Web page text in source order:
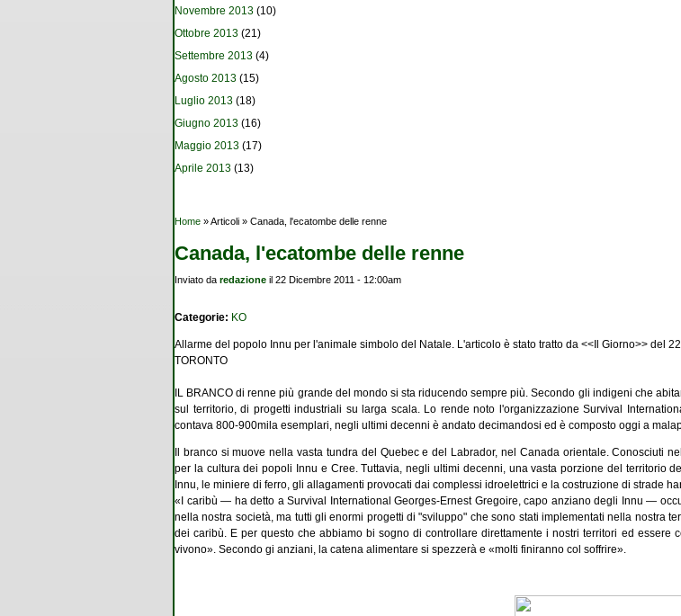
Novembre 2013 (10)
Ottobre 2013 (21)
Settembre 2013 (4)
Agosto 2013 (15)
Luglio 2013 (18)
Giugno 2013 (16)
Maggio 2013 (17)
Aprile 2013 (13)
Tu sei qui
Home » Articoli » Canada, l'ecatombe delle renne
Canada, l'ecatombe delle renne
Inviato da redazione il 22 Dicembre 2011 - 12:00am
Categorie: KO
Allarme del popolo Innu per l'animale simbolo del Natale. L'articolo è stato tratto da <<Il Giorno>> del
TORONTO
IL BRANCO di renne più grande del mondo si sta riducendo sempre più. Secondo gli indigeni che
sul territorio, di progetti industriali su larga scala. Lo rende noto l'organizzazione Survival
contava 800-900mila esemplari, negli ultimi decenni è andato decimandosi ed è composto oggi a
Il branco si muove nella vasta tundra del Quebec e del Labrador, nel Canada orientale. Conosciuti
per la cultura dei popoli Innu e Cree. Tuttavia, negli ultimi decenni, una vasta porzione del territorio
Innu, le miniere di ferro, gli allagamenti provocati dai complessi idroelettrici e la costruzione di strade
«I caribù — ha detto a Survival International Georges-Ernest Gregoire, capo anziano degli Innu —
nella nostra società, ma tutti gli enormi progetti di "sviluppo" che sono stati implementati nella nostra
dei caribù. E per questo che abbiamo bi sogno di controllare direttamente i nostri territori ed
vivono». Secondo gi anziani, la catena alimentare si spezzerà e «molti finiranno col soffrire».